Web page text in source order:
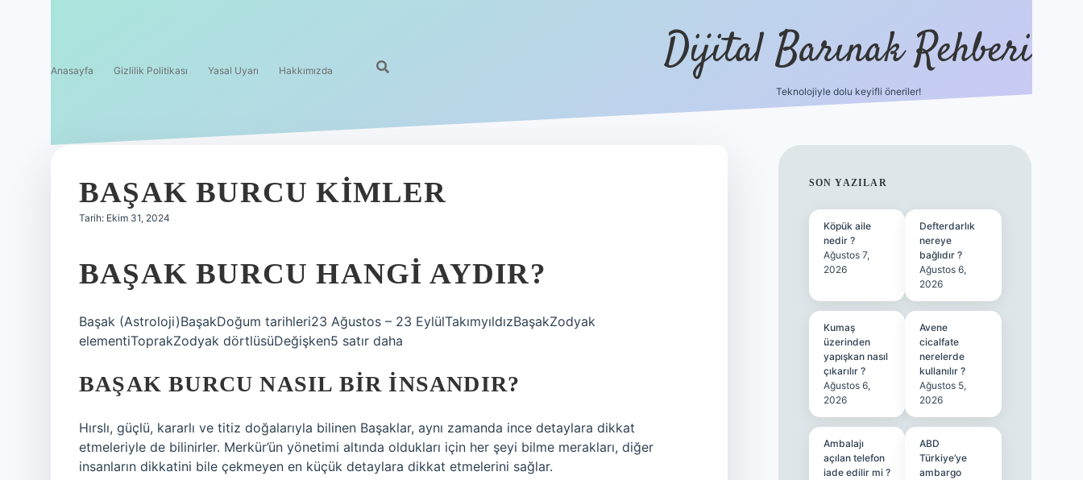
Anasayfa Gizlilik Politikası Yasal Uyarı Hakkımızda Dijital Barınak Rehberi
Teknolojiyle dolu keyifli öneriler!
BAŞAK BURCU KIMLER
Tarih: Ekim 31, 2024
BAŞAK BURCU HANGI AYDIR?
Başak (Astroloji)BaşakDoğum tarihleri23 Ağustos – 23 EylülTakımyıldızBaşakZodyak
elementiToprakZodyak dörtlüsüDeğişken5 satır daha
BAŞAK BURCU NASIL BIR INSANDIR?
Hırslı, güçlü, kararlı ve titiz doğalarıyla bilinen Başaklar, aynı zamanda ince detaylara dikkat
etmeleriyle de bilinirler. Merkür’ün yönetimi altında oldukları için her şeyi bilme merakları, diğer
insanların dikkatini bile çekmeyen en küçük detaylara dikkat etmelerini sağlar.
SIDEBAR
SON YAZILAR
Köpük aile
nedir ?
Ağustos 7,
2026
Defterdarlık
nereye
bağlıdır ?
Ağustos 6,
2026
Kumaş
üzerinden
yapışkan nasıl
çıkarılır ?
Ağustos 6,
2026
Avene
cicalfate
nerelerde
kullanılır ?
Ağustos 5,
2026
Ambalajı
açılan telefon
iade edilir mi ?
ABD
Türkiye’ye
ambargo
hiltonbet güncel giriş